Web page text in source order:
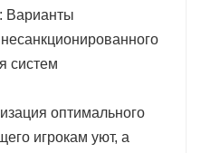
Варианты
систем
оптимального
игрокам уют, а